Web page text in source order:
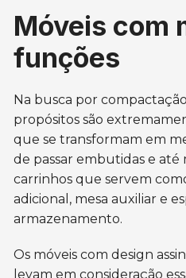
Móveis com
funções
Na busca por
propósitos são
que se transformam em
de passar embutidas e
carrinhos que servem
adicional, mesa auxiliar e
armazenamento.
Os móveis com design
levam em consideração